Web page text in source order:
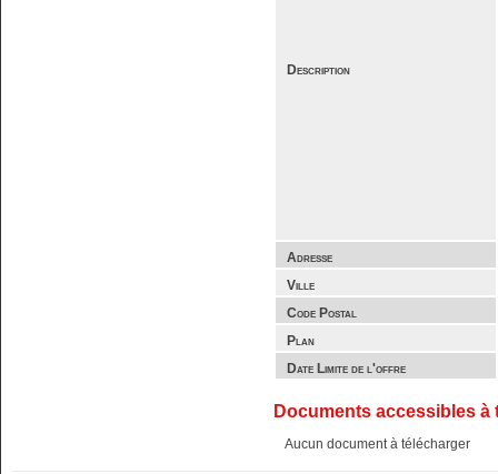
Description
Adresse
Ville
Code Postal
Plan
Date Limite de l'offre
Documents accessibles à
Aucun document à télécharger